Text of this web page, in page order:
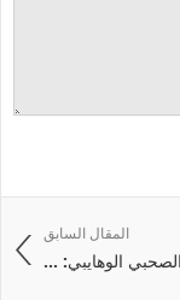
المقال السابق
الصحبي الوهايبي: ...